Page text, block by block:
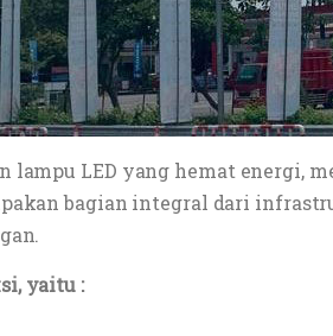
lampu LED yang hemat energi,
bagian integral dari
yaitu :